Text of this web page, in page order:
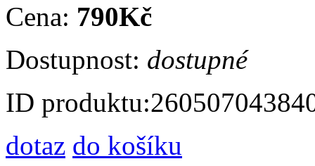
Cena: 790Kč
Dostupnost: dostupné
ID produktu:
dotaz do košíku